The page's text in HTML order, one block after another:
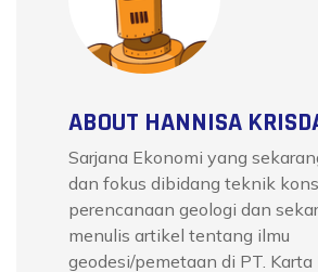
ABOUT HANNISA
Sarjana Ekonomi yang
dan fokus dibidang teknik
perencanaan geologi dan
menulis artikel tentang ilmu
geodesi/pemetaan di PT. Karta